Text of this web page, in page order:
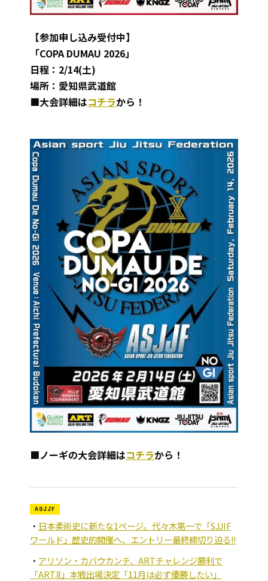
【参加申し込み受付中】
「COPA DUMAU 2026」
日程：2/14(土)
場所：愛知県武道館
■大会詳細はコチラから！
■ノーギの大会詳細はコチラから！
ASJJF
日本柔術史に新たな1ページ。代々木第一で「SJJIF
ワールド」歴史的開催へ、エントリー最終締切り迫る!!
アリソン・カバウカンチ、ARTチャレンジ勝利で
「ART.8」本戦出場決定「11月は必ず優勝したい」